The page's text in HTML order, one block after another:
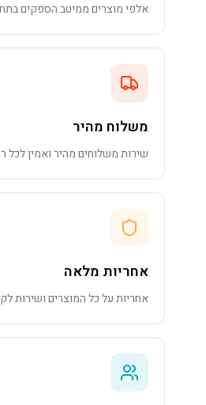
אלפי מוצרים ממיטב הספקים
משלוח מהיר
שירות משלוחים מהיר ואמין לכל
אחריות מלאה
אחריות על כל המוצרים ושירות